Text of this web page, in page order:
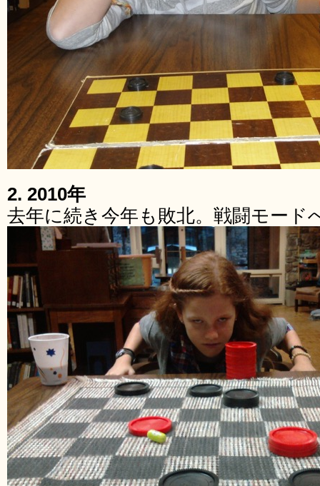
2. 2010年
去年に続き今年も敗北。戦闘モード